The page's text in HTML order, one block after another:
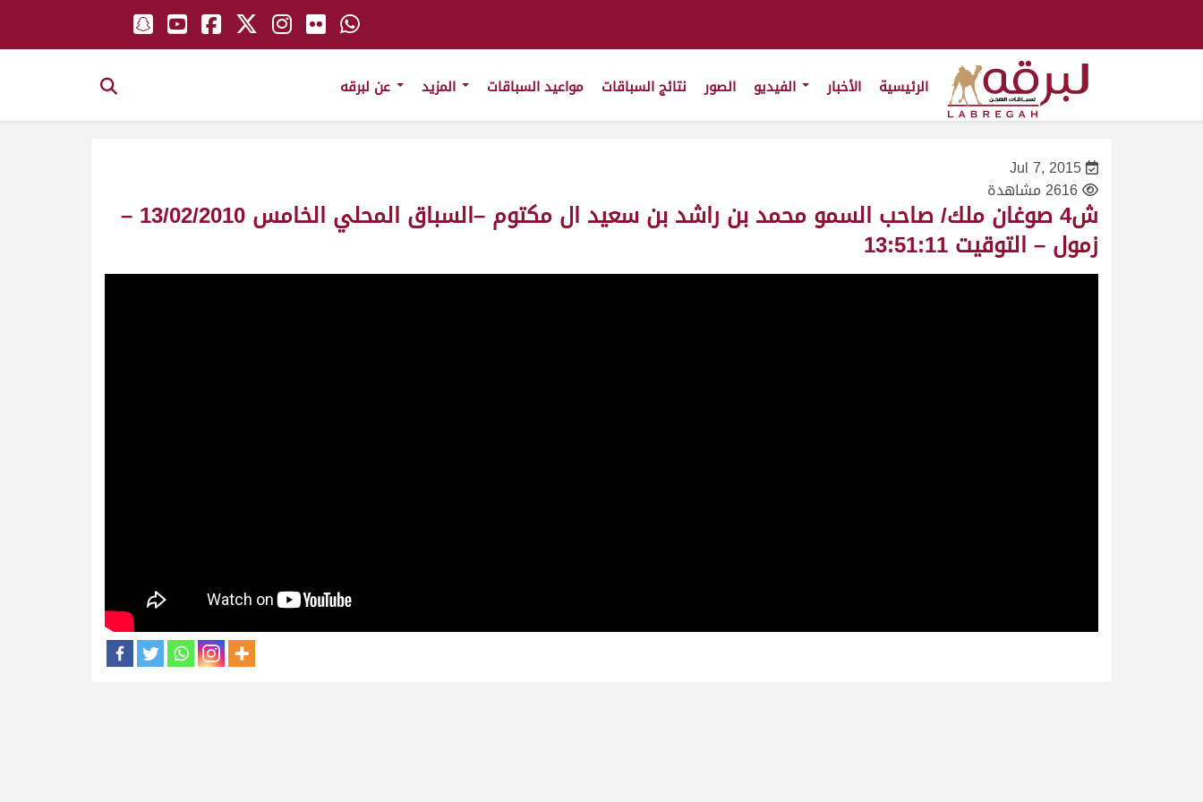
الرئيسية الأخبار الصور نتائج السباقات مواعيد السباقات
Jul 7, 2015
2616 مشاهدة
ش4 صوغان ملك/ صاحب السمو محمد بن راشد بن سعيد ال مكتوم –السباق المحلي الخامس 13/02/2010 –
زمول – التوقيت 13:51:11